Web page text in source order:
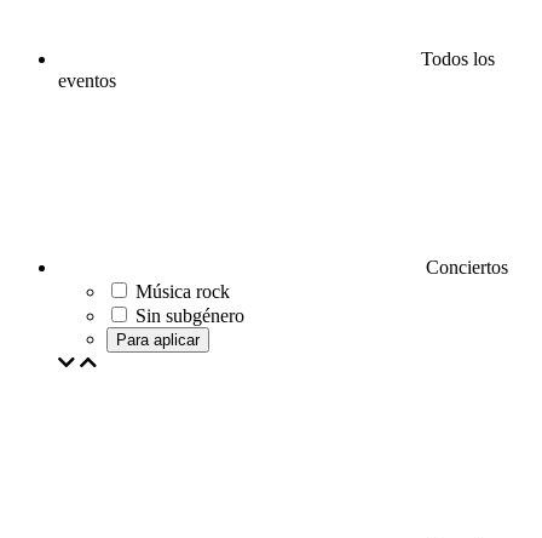
Todos los
eventos
Conciertos
Música rock
Sin subgénero
Para aplicar